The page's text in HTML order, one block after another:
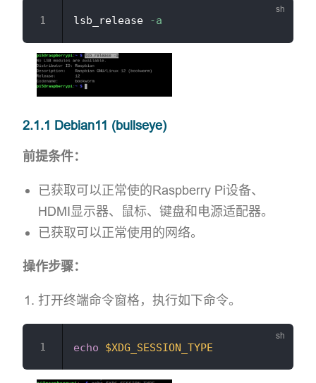
lsb_release -a
2.1.1 Debian11 (bullseye)
前提条件：
已获取可以正常使的Raspberry Pi设备、
HDMI显示器、鼠标、键盘和电源适配器。
已获取可以正常使用的网络。
操作步骤：
打开终端命令窗格，执行如下命令。
echo $XDG_SESSION_TYPE